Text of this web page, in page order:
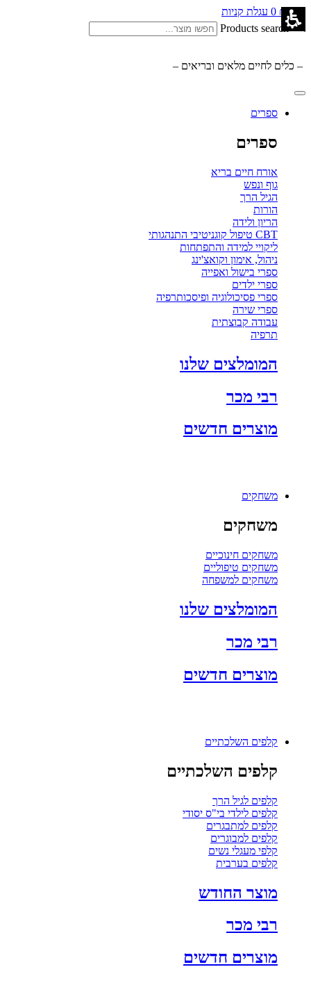
₪ 0.00
0 עגלת קניות
Products search
– כלים לחיים מלאים ובריאים –
ספרים
ספרים
אורח חיים בריא
גוף ונפש
הגיל הרך
הורות
הריון ולידה
CBT טיפול קוגניטיבי התנהגותי
ליקויי למידה והתפתחות
ניהול, אימון וקואצ'ינג
ספרי בישול ואפייה
ספרי ילדים
ספרי פסיכולוגיה ופיסכותרפיה
ספרי שירה
עבודה קבוצתית
תרפיה
המומלצים שלנו
רבי מכר
מוצרים חדשים
משחקים
משחקים
משחקים חינוכיים
משחקים טיפוליים
משחקים למשפחה
המומלצים שלנו
רבי מכר
מוצרים חדשים
קלפים השלכתיים
קלפים השלכתיים
קלפים לגיל הרך
קלפים לילדי בי"ס יסודי
קלפים למתבגרים
קלפים למבוגרים
קלפי מעגלי נשים
קלפים בערבית
מוצר החודש
רבי מכר
מוצרים חדשים